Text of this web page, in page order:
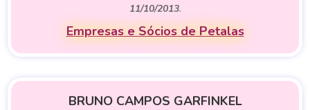
11/10/2013.
Empresas e Sócios de Petalas
BRUNO CAMPOS GARFINKEL